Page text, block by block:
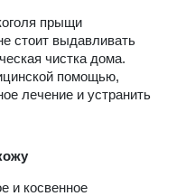
прыщи
стоит выдавливать
чистка дома.
помощью,
лечение и устранить
и косвенное